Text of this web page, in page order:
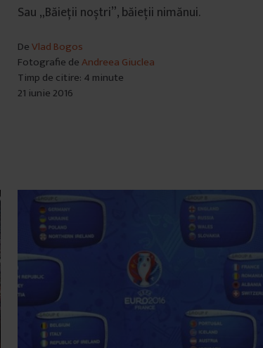
Sau „Băieții noștri”, băieții nimănui.
DeVlad Bogos
Fotografie deAndreea Giuclea
Timp de citire: 4 minute
21 iunie 2016